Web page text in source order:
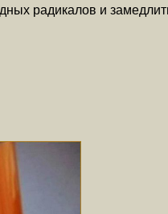
радикалов и